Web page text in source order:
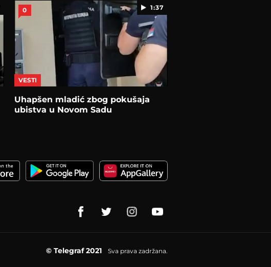
1:37
0
VESTI
Uhapšen mladić zbog pokušaja
ubistva u Novom Sadu
© Telegraf 2021 Sva prava zadržana.